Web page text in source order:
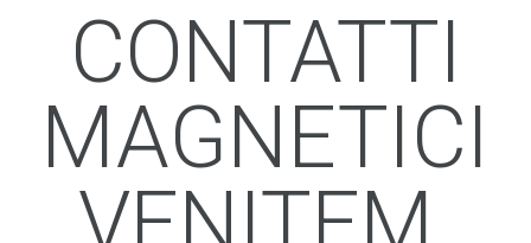
CONTATTI
MAGNETICI